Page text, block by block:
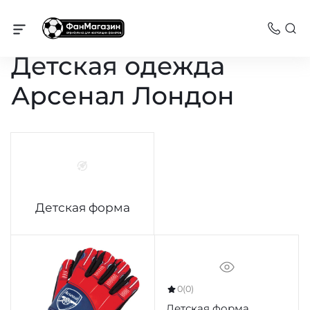
Арсенал
Детская одежда
Арсенал Лондон
Детская форма
0(0)